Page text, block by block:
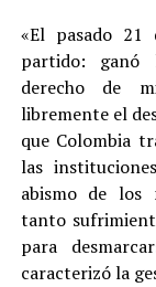
«El pasado
partido: ganó
derecho de
libremente el
que Colombia
las
abismo de los
tanto
para
caracterizó la